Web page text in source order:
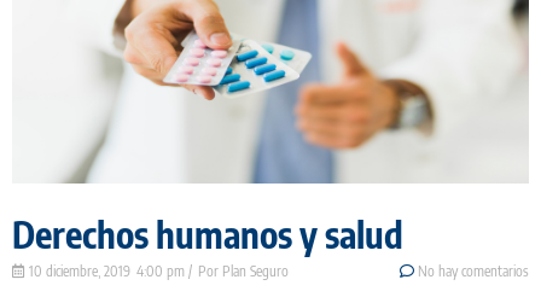
Derechos humanos y salud
Plan Seguro
10 diciembre, 2019 4:00 pm No hay comentarios